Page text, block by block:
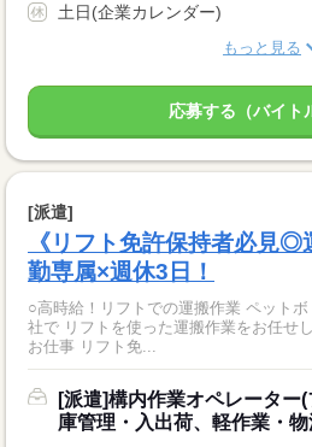
土日(企業カレンダー)
もっと見る
応募する（バイト
[派遣]
《リフト免許保持者必見◎
勤専属×週休3日！
○高時給！リフトでの運搬作業 ペット
社で リフトを使った運搬作業をお任せ
お仕事 リフト免...
[派遣]構内作業オペレーター
庫管理・入出荷、軽作業・